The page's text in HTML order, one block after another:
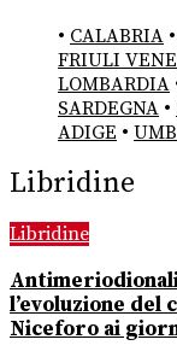
• CALABRIA •
FRIULI
LOMBARDIA
SARDEGNA •
ADIGE •
Libridine
Libridine
l’evoluzione del
Niceforo ai